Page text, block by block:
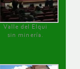
Valle del Elqui
sin minería.